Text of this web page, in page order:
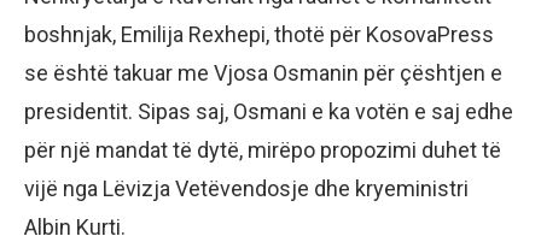
boshnjak, Emilija Rexhepi, thotë për KosovaPress
se është takuar me Vjosa Osmanin për çështjen e
presidentit. Sipas saj, Osmani e ka votën e saj edhe
për një mandat të dytë, mirëpo propozimi duhet të
vijë nga Lëvizja Vetëvendosje dhe kryeministri
Albin Kurti.